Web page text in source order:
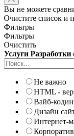
Вы не можете
Очистите список и
Фильтры
Фильтры
Очистить
Услуги Разработки
Не важно
HTML -
Вайб-
Дизайн
Интернет-